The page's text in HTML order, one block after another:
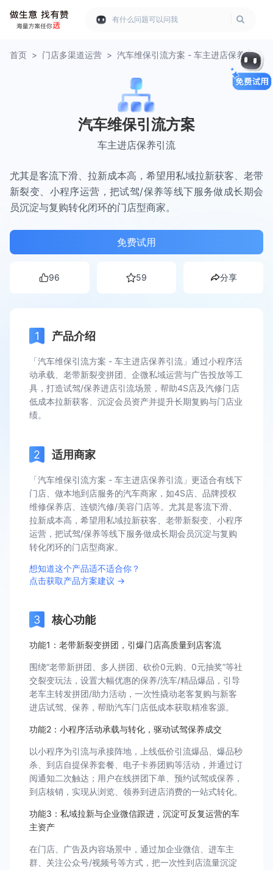
有什么问题可以问我
首页 > 门店多渠道运营 > 汽车维保引流方案 - 车主进店保养引流
汽车维保引流方案
车主进店保养引流
尤其是客流下滑、拉新成本高，希望用私域拉新获客、老带
新裂变、小程序运营，把试驾/保养等线下服务做成长期会
员沉淀与复购转化闭环的门店型商家。
免费试用
96 59 分享
产品介绍
「汽车维保引流方案 - 车主进店保养引流」通过小程序活
动承载、老带新裂变拼团、企微私域运营与广告投放等工
具，打造试驾/保养进店引流场景，帮助4S店及汽修门店
低成本拉新获客、沉淀会员资产并提升长期复购与门店业
绩。
适用商家
「汽车维保引流方案 - 车主进店保养引流」更适合有线下
门店、做本地到店服务的汽车商家，如4S店、品牌授权
维修保养店、连锁汽修/美容门店等。尤其是客流下滑、
拉新成本高，希望用私域拉新获客、老带新裂变、小程序
运营，把试驾/保养等线下服务做成长期会员沉淀与复购
转化闭环的门店型商家。
想知道这个产品适不适合你？
点击获取产品方案建议 →
核心功能
功能1：老带新裂变拼团，引爆门店高质量到店客流
围绕“老带新拼团、多人拼团、砍价0元购、0元抽奖”等社
交裂变玩法，设置大幅优惠的保养/洗车/精品爆品，引导
老车主转发拼团/助力活动，一次性撬动老客复购与新客
进店试驾、保养，帮助汽车门店低成本获取精准客源。
功能2：小程序活动承载与转化，驱动试驾保养成交
以小程序为引流与承接阵地，上线低价引流爆品、爆品秒
杀、到店自提保养套餐、电子卡券团购等活动，并通过订
阅通知二次触达；用户在线拼团下单、预约试驾或保养，
到店核销，实现从浏览、领券到进店消费的一站式转化。
功能3：私域拉新与企业微信跟进，沉淀可反复运营的车
主资产
在门店、广告及内容场景中，通过加企业微信、进车主
群、关注公众号/视频号等方式，把一次性到店流量沉淀